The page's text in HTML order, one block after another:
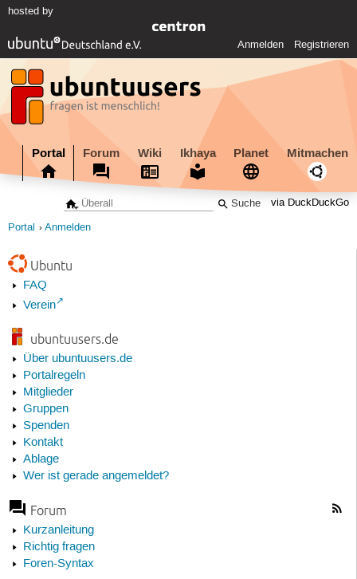
hosted by
Anmelden Registrieren
Portal Forum Wiki Ikhaya Planet Mitmachen
via DuckDuckGo
Portal Anmelden
Ubuntu
FAQ
Verein
ubuntuusers.de
Über ubuntuusers.de
Portalregeln
Mitglieder
Gruppen
Spenden
Kontakt
Ablage
Wer ist gerade angemeldet?
Forum
Kurzanleitung
Richtig fragen
Foren-Syntax